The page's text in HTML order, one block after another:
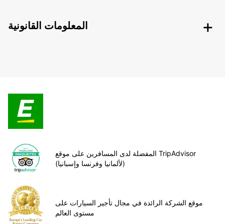
المعلومات القانونية
المفضلة لدى المسافرين على موقع TripAdvisor
(لألمانيا وفرنسا وإسبانيا)
موقع الشركة الرائدة في مجال تأجير السيارات على
مستوى العالم